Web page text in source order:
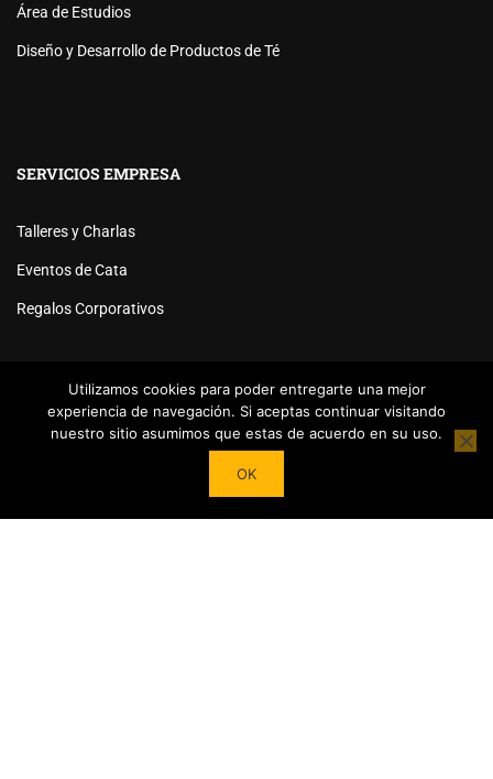
Área de Estudios
Diseño y Desarrollo de Productos de Té
SERVICIOS EMPRESA
Talleres y Charlas
Eventos de Cata
Regalos Corporativos
Powered byTea Institute Latinoamérica ® 2026. Todos Los
Utilizamos cookies para poder entregarte una mejor
experiencia de navegación. Si aceptas continuar visitando
nuestro sitio asumimos que estas de acuerdo en su uso.
OK